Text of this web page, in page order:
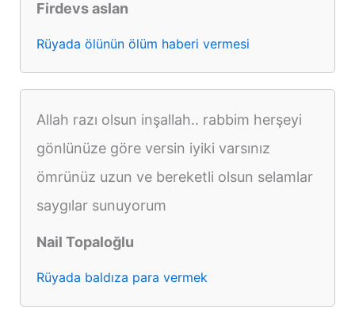
Firdevs aslan
Rüyada ölünün ölüm haberi vermesi
Allah razı olsun inşallah.. rabbim herşeyi
gönlünüze göre versin iyiki varsınız
ömrünüz uzun ve bereketli olsun selamlar
saygılar sunuyorum
Nail Topaloğlu
Rüyada baldıza para vermek